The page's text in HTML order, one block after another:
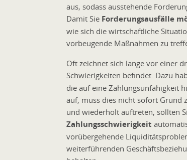
aus, sodass ausstehende
Damit Sie Forderungsausfälle
wie sich die wirtschaftliche
vorbeugende Maßnahmen zu
Oft zeichnet sich lange vor einer
Schwierigkeiten befindet. Dazu
die auf eine Zahlungsunfähigkeit
auf, muss dies nicht sofort Grund
und wiederholt auftreten, sollten
Zahlungsschwierigkeit
vorübergehende
weiterführenden